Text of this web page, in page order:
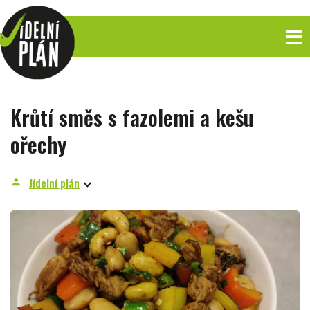
Krůtí směs s fazolemi a kešu
ořechy
person Jídelní plán